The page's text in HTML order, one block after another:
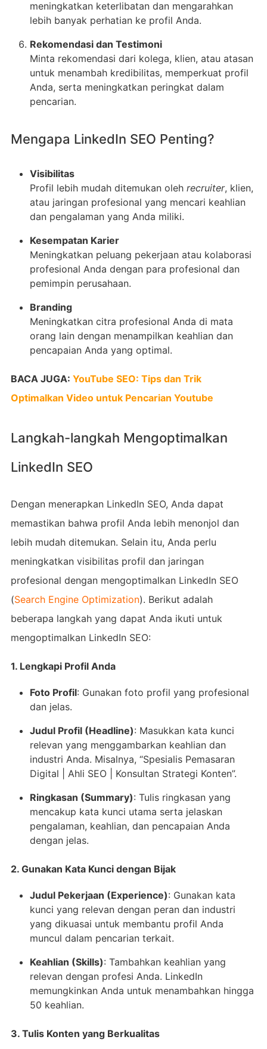
meningkatkan keterlibatan dan mengarahkan
lebih banyak perhatian ke profil Anda.
Rekomendasi dan Testimoni
Minta rekomendasi dari kolega, klien, atau atasan
untuk menambah kredibilitas, memperkuat profil
Anda, serta meningkatkan peringkat dalam
pencarian.
Mengapa LinkedIn SEO Penting?
Visibilitas
Profil lebih mudah ditemukan oleh recruiter, klien,
atau jaringan profesional yang mencari keahlian
dan pengalaman yang Anda miliki.
Kesempatan Karier
Meningkatkan peluang pekerjaan atau kolaborasi
profesional Anda dengan para profesional dan
pemimpin perusahaan.
Branding
Meningkatkan citra profesional Anda di mata
orang lain dengan menampilkan keahlian dan
pencapaian Anda yang optimal.
BACA JUGA: YouTube SEO: Tips dan Trik
Optimalkan Video untuk Pencarian Youtube
Langkah-langkah Mengoptimalkan
LinkedIn SEO
Dengan menerapkan LinkedIn SEO, Anda dapat
memastikan bahwa profil Anda lebih menonjol dan
lebih mudah ditemukan. Selain itu, Anda perlu
meningkatkan visibilitas profil dan jaringan
profesional dengan mengoptimalkan LinkedIn SEO
(Search Engine Optimization). Berikut adalah
beberapa langkah yang dapat Anda ikuti untuk
mengoptimalkan LinkedIn SEO:
1. Lengkapi Profil Anda
Foto Profil: Gunakan foto profil yang profesional
dan jelas.
Judul Profil (Headline): Masukkan kata kunci
relevan yang menggambarkan keahlian dan
industri Anda. Misalnya, “Spesialis Pemasaran
Digital | Ahli SEO | Konsultan Strategi Konten”.
Ringkasan (Summary): Tulis ringkasan yang
mencakup kata kunci utama serta jelaskan
pengalaman, keahlian, dan pencapaian Anda
dengan jelas.
2. Gunakan Kata Kunci dengan Bijak
Judul Pekerjaan (Experience): Gunakan kata
kunci yang relevan dengan peran dan industri
yang dikuasai untuk membantu profil Anda
muncul dalam pencarian terkait.
Keahlian (Skills): Tambahkan keahlian yang
relevan dengan profesi Anda. LinkedIn
memungkinkan Anda untuk menambahkan hingga
50 keahlian.
3. Tulis Konten yang Berkualitas